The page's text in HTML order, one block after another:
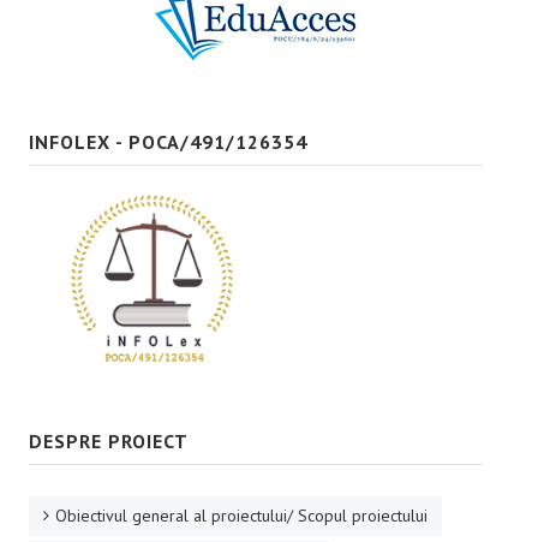
INFOLEX - POCA/491/126354
DESPRE PROIECT
Obiectivul general al proiectului/ Scopul proiectului